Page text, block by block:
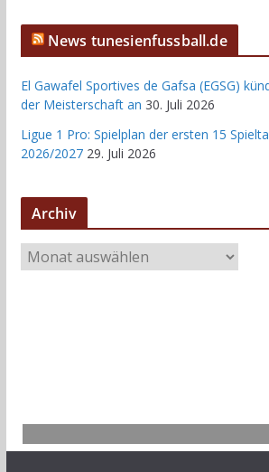
News tunesienfussball.de
El Gawafel Sportives de Gafsa (EGSG)
der Meisterschaft an 30. Juli 2026
Ligue 1 Pro: Spielplan der ersten 15
2026/2027 29. Juli 2026
Archiv
r